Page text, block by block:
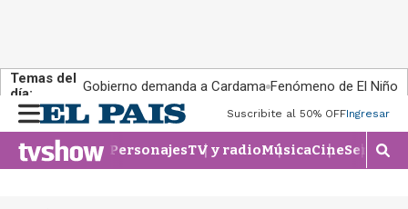
Temas del
día:
Gobierno demanda a Cardama Fenómeno de El Niño
n
u
Suscribite al 50% OFFIngresar
PersonajesTV y radioMúsicaCineSeries
M
o